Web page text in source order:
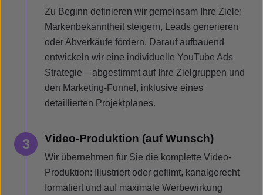
Zu Beginn definieren wir gemeinsam Ihre Ziele:
Markenbekanntheit steigern, Leads generieren
oder Abverkäufe fördern. Darauf aufbauend
entwickeln wir eine individuelle YouTube Ads
Strategie – abgestimmt auf Ihre Zielgruppen und
den Marketing-Funnel, inklusive eines
detaillierten Projektplanes.
3 Video-Produktion (auf Wunsch)
Wir übernehmen für Sie die komplette Video-
Produktion: Illustriert oder gefilmt, kanalgerecht
formatiert und auf maximale Werbewirkung